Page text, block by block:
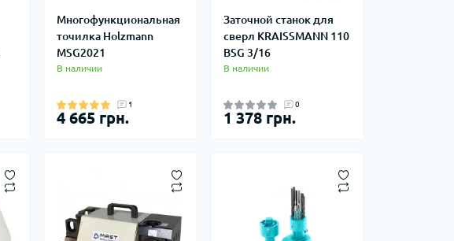
Многофункциональная
точилка Holzmann
MSG2021
В наличии
1
4 665 грн.
Заточной станок для
сверл KRAISSMANN 110
BSG 3/16
В наличии
0
1 378 грн.